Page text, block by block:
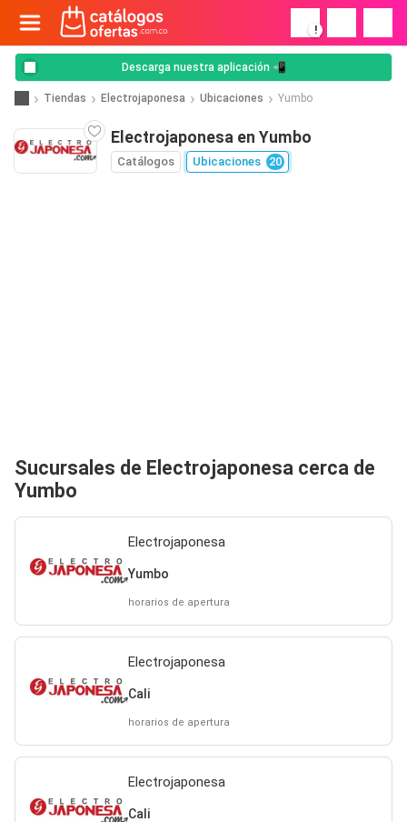
!
Descarga nuestra aplicación 📲
Tiendas Electrojaponesa Ubicaciones Yumbo
Electrojaponesa en Yumbo
Catálogos Ubicaciones 20
Sucursales de Electrojaponesa cerca de
Yumbo
Electrojaponesa
Yumbo
horarios de apertura
Electrojaponesa
Cali
horarios de apertura
Electrojaponesa
Cali